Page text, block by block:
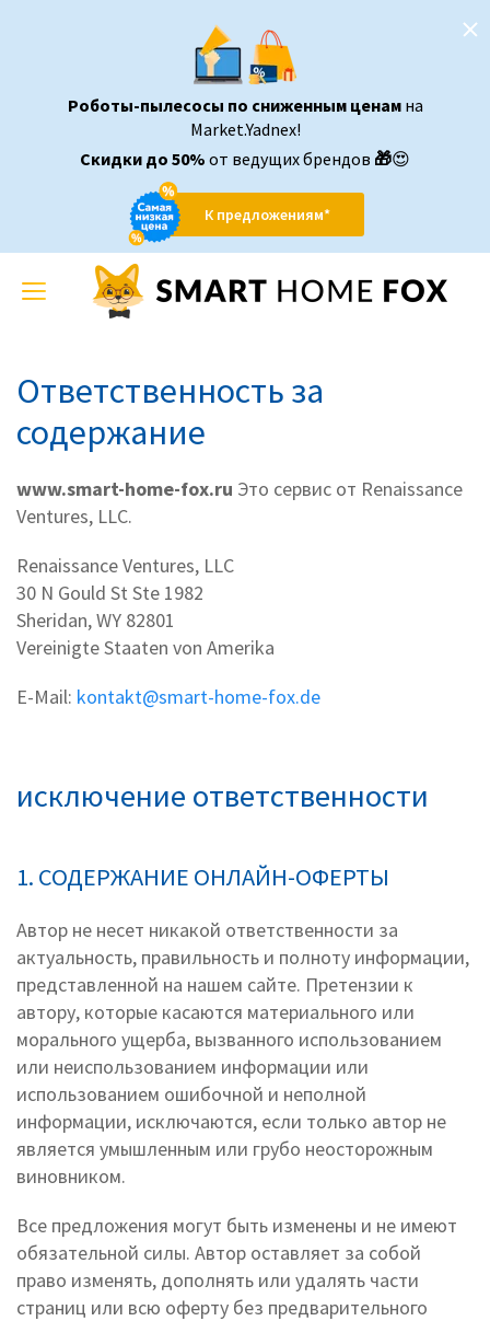
Роботы-пылесосы по сниженным ценам на
Market.Yadnex!
Скидки до 50% от ведущих брендов 🎁😍
К предложениям*
Toggle
navigation
Ответственность за
содержание
www.smart-home-fox.ru Это сервис от Renaissance
Ventures, LLC.
Renaissance Ventures, LLC
30 N Gould St Ste 1982
Sheridan, WY 82801
Vereinigte Staaten von Amerika
E-Mail: kontakt@smart-home-fox.de
исключение ответственности
1. СОДЕРЖАНИЕ ОНЛАЙН-ОФЕРТЫ
Автор не несет никакой ответственности за
актуальность, правильность и полноту информации,
представленной на нашем сайте. Претензии к
автору, которые касаются материального или
морального ущерба, вызванного использованием
или неиспользованием информации или
использованием ошибочной и неполной
информации, исключаются, если только автор не
является умышленным или грубо неосторожным
виновником.
Все предложения могут быть изменены и не имеют
обязательной силы. Автор оставляет за собой
право изменять, дополнять или удалять части
страниц или всю оферту без предварительного